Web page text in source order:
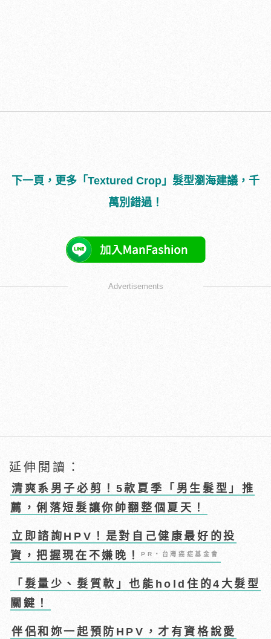
下一頁，更多「Textured Crop」髮型瀏海建議，千
萬別錯過！
Advertisements
延伸閱讀：
清爽系男子必剪！5款夏季「男生髮型」推
薦，俐落短髮讓你帥翻整個夏天！
立即諮詢HPV！是對自己健康最好的投
資，把握現在不嫌晚！PR・台灣癌症基金會
「髮量少、髮質軟」也能hold住的4大髮型
關鍵！
伴侶和妳一起預防HPV，才有資格說愛